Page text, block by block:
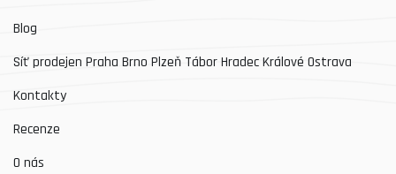
Blog
Síť prodejen Praha Brno Plzeň Tábor Hradec Králové Ostrava
Kontakty
Recenze
O nás